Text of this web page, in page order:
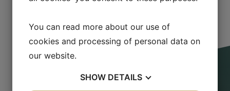
You can read more about our use of
cookies and processing of personal data on
our website.
SHOW DETAILS